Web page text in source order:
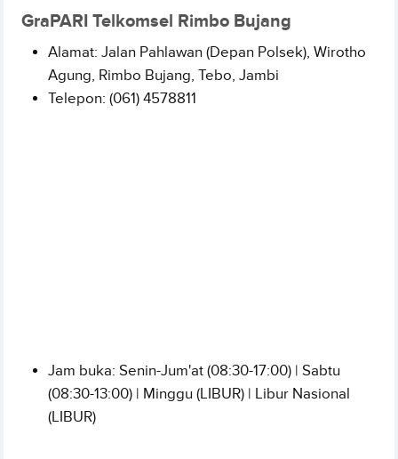
GraPARI Telkomsel Rimbo Bujang
Alamat: Jalan Pahlawan (Depan Polsek), Wirotho
Agung, Rimbo Bujang, Tebo, Jambi
Telepon:(061) 4578811
Jam buka: Senin-Jum'at (08:30-17:00) | Sabtu
(08:30-13:00) | Minggu (LIBUR) | Libur Nasional
(LIBUR)